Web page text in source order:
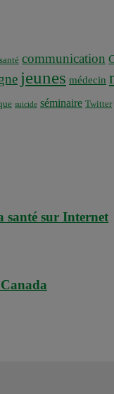
communication
jeunes médecin
suicide séminaire Twitter
santé sur Internet